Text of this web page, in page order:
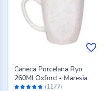
Avaliação: (1177)
Caneca Porcelana Ryo
260Ml Oxford - Maresia